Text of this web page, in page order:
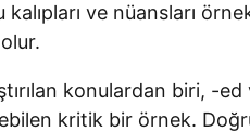
kalıpları ve nüansları
konulardan biri, -
kritik bir örnek.